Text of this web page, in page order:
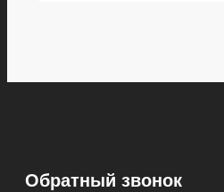
Обратный звонок